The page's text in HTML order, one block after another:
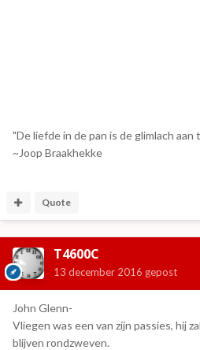
"De liefde in de pan is de glimlach aan
~Joop Braakhekke
Quote
T4600C
13 december 2016 gepost
John Glenn-
Vliegen was een van zijn passies, hij
blijven rondzweven.